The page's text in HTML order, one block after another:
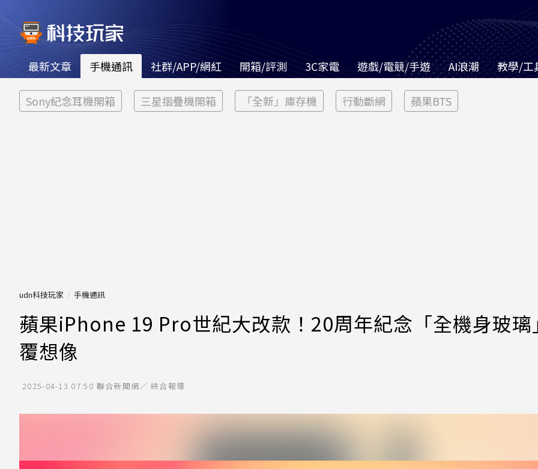
最新文章 手機通訊 社群/APP/網紅 開箱/評測 3C家電 遊戲/電競/手遊 AI浪潮 教學/工
Sony紀念耳機開箱 三星摺疊機開箱 「全新」庫存機 行動斷網 蘋果BTS
udn科技玩家 手機通訊
蘋果iPhone 19 Pro世紀大改款！20周年紀念「全機身玻璃
覆想像
2025-04-13 07:50 聯合新聞網／ 綜合報導